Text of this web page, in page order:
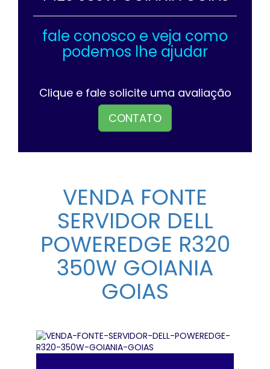
fale conosco e veja como
podemos lhe ajudar
Clique e fale solicite uma avaliação
CONTATO
VENDA FONTE
SERVIDOR DELL
POWEREDGE R320
350W GOIANIA
GOIAS